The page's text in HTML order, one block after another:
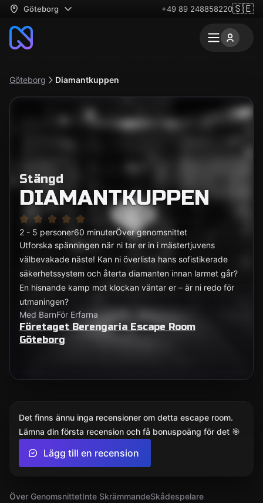
Göteborg +49 89 248858220🇸🇪
Göteborg Diamantkuppen
Stängd
DIAMANTKUPPEN
2 - 5 personer60 minuterÖver genomsnittet
Utforska spänningen när ni tar er in i mästertjuvens
välbevakade näste! Kan ni överlista hans sofistikerade
säkerhetssystem och återta diamanten innan larmet går?
En hisnande kamp mot klockan väntar er – är ni redo för
utmaningen?
Med BarnFör Erfarna
Företaget Berengaria Escape Room
Göteborg
Över GenomsnittetInte SkrämmandeSkådespelare
Det finns ännu inga recensioner om detta escape room.
Lämna din första recension och få bonuspoäng för det 🎯
Lägg till en recension